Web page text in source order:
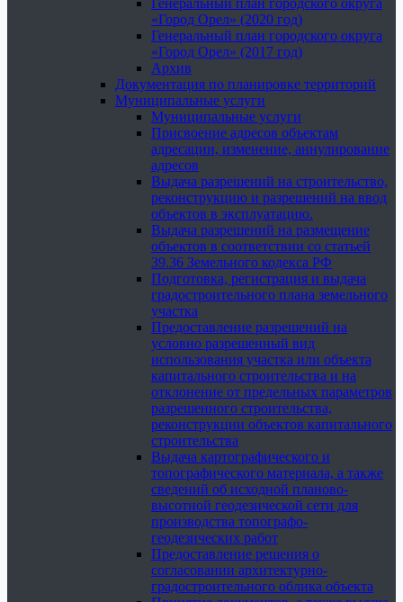
Генеральный план городского округа
«Город Орел» (2020 год)
Генеральный план городского округа
«Город Орел» (2017 год)
Архив
Документация по планировке территорий
Муниципальные услуги
Муниципальные услуги
Присвоение адресов объектам
адресации, изменение, аннулирование
адресов
Выдача разрешений на строительство,
реконструкцию и разрешений на ввод
объектов в эксплуатацию.
Выдача разрешений на размещение
объектов в соответствии со статьей
39.36 Земельного кодекса РФ
Подготовка, регистрация и выдача
градостроительного плана земельного
участка
Предоставление разрешений на
условно разрешенный вид
использования участка или объекта
капитального строительства и на
отклонение от предельных параметров
разрешенного строительства,
реконструкции объектов капитального
строительства
Выдача картографического и
топографического материала, а также
сведений об исходной планово-
высотной геодезической сети для
производства топографо-
геодезических работ
Предоставление решения о
согласовании архитектурно-
градостроительного облика объекта